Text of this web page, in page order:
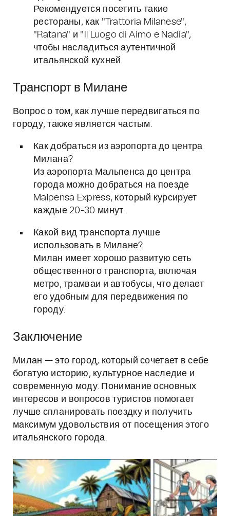
Рекомендуется посетить такие
рестораны, как "Trattoria Milanese",
"Ratana" и "Il Luogo di Aimo e Nadia",
чтобы насладиться аутентичной
итальянской кухней.
Транспорт в Милане
Вопрос о том, как лучше передвигаться по
городу, также является частым.
Как добраться из аэропорта до центра
Милана?
Из аэропорта Мальпенса до центра
города можно добраться на поезде
Malpensa Express, который курсирует
каждые 20-30 минут.
Какой вид транспорта лучше
использовать в Милане?
Милан имеет хорошо развитую сеть
общественного транспорта, включая
метро, трамваи и автобусы, что делает
его удобным для передвижения по
городу.
Заключение
Милан — это город, который сочетает в себе
богатую историю, культурное наследие и
современную моду. Понимание основных
интересов и вопросов туристов помогает
лучше спланировать поездку и получить
максимум удовольствия от посещения этого
итальянского города.